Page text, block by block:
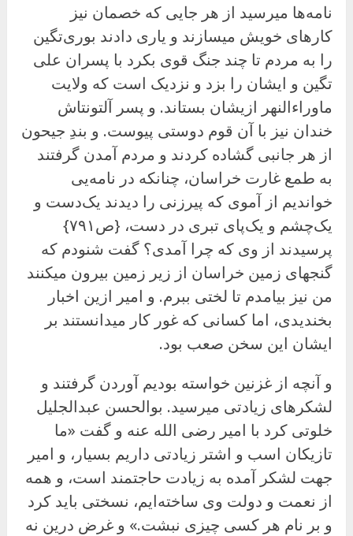
نامه‌ها میرسید از هر جایی که خصمان نیز
کارهای خویش میسازند و یاری دادند بوری‌تگین
را به مردم تا چند جنگ قوی بکرد با پسران علی
تگین و ایشان را بزد و نزدیک است که ولایت
ماوراءالنهر ازیشان بستاند. و پسر آلتونتاش
خندان نیز با آن قوم دوستی پیوست. و بندِ جیحون
از هر جانبی گشاده کردند و مردم آمدن گرفتند
به طمع غارت خراسان، چنانکه در نامه‌یی
خواندیم از آموی که پیرزنی را دیدند یک‌دست و
یک‌چشم و یک‌پای تبری در دست، {ص۷۹۱}
پرسیدند از وی که چرا آمدی؟ گفت شنودم که
گنجهای زمین خراسان از زیر زمین بیرون میکنند
من نیز بیامدم تا لختی ببرم. و امیر ازین اخبار
بخندیدی، اما کسانی که غور کار میدانستند بر
ایشان این سخن صعب بود.
و آنچه از غزنین خواسته بودیم آوردن گرفتند و
لشکرهای زیادتی میرسید. بوالحسن عبدالجلیل
خلوتی کرد با امیر رضی الله عنه و گفت «ما
تازیکان اسب و اشتر زیادتی داریم بسیار، و امیر
جهت لشکر آمده به زیادت حاجتمند است، و همه
از نعمت و دولت وی ساخته‌ایم، نسختی باید کرد
و بر نام هر کسی چیزی نبشت.» و غرض درین نه